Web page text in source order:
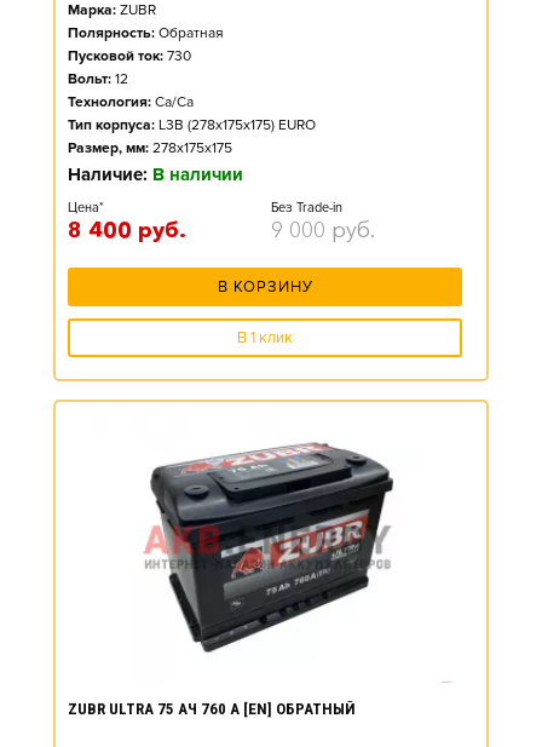
Марка: ZUBR
Полярность: Обратная
Пусковой ток: 730
Вольт: 12
Технология: Ca/Ca
Тип корпуса: L3B (278x175x175) EURO
Размер, мм: 278x175x175
Наличие: В наличии
Цена*
8 400 руб.
Без Trade-in
9 000 руб.
В КОРЗИНУ
В 1 клик
ZUBR ULTRA 75 АЧ 760 А [EN] ОБРАТНЫЙ